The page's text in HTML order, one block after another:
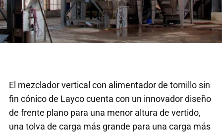
El mezclador vertical con alimentador de tornillo sin
fin cónico de Layco cuenta con un innovador diseño
de frente plano para una menor altura de vertido,
una tolva de carga más grande para una carga más